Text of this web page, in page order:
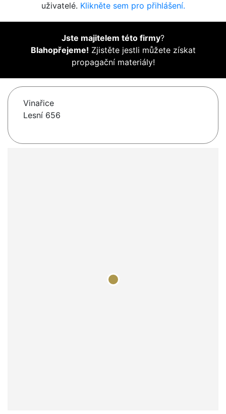
uživatelé. Klikněte sem pro přihlášení.
Jste majitelem této firmy?
Blahopřejeme! Zjistěte jestli můžete získat
propagační materiály!
Vinařice
Lesní 656